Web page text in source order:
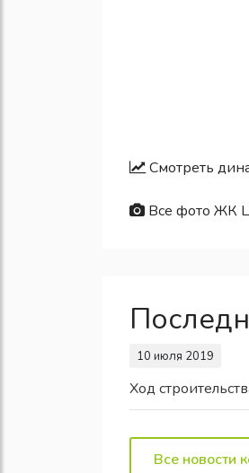
Смотреть
Все фото ЖК
10 июля 2019
Ход
Все новости